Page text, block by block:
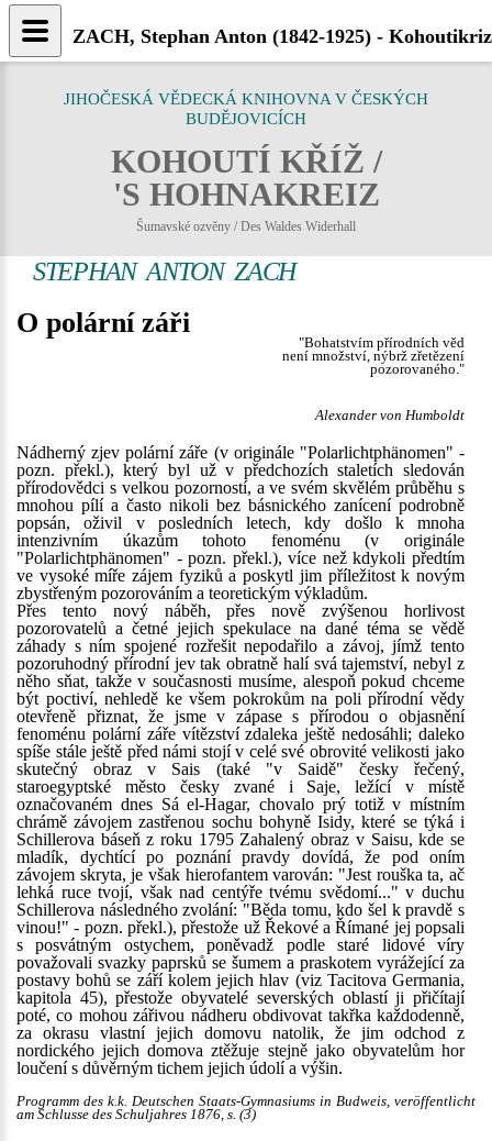
JIHOČESKÁ VĚDECKÁ KNIHOVNA V ČESKÝCH
BUDĚJOVICÍCH
KOHOUTÍ KŘÍŽ /
'S HOHNAKREIZ
Šumavské ozvěny / Des Waldes Widerhall
STEPHAN ANTON ZACH
O polární záři
"Bohatstvím přírodních věd
není množství, nýbrž zřetězení
pozorovaného."
Alexander von Humboldt
Nádherný zjev polární záře (v originále "Polarlichtphänomen" -
pozn. překl.), který byl už v předchozích staletích sledován
přírodovědci s velkou pozorností, a ve svém skvělém průběhu s
mnohou pílí a často nikoli bez básnického zanícení podrobně
popsán, oživil v posledních letech, kdy došlo k mnoha
intenzivním úkazům tohoto fenoménu (v originále
"Polarlichtphänomen" - pozn. překl.), více než kdykoli předtím
ve vysoké míře zájem fyziků a poskytl jim příležitost k novým
zbystřeným pozorováním a teoretickým výkladům.
Přes tento nový náběh, přes nově zvýšenou horlivost
pozorovatelů a četné jejich spekulace na dané téma se vědě
záhady s ním spojené rozřešit nepodařilo a závoj, jímž tento
pozoruhodný přírodní jev tak obratně halí svá tajemství, nebyl z
něho sňat, takže v současnosti musíme, alespoň pokud chceme
být poctiví, nehledě ke všem pokrokům na poli přírodní vědy
otevřeně přiznat, že jsme v zápase s přírodou o objasnění
fenoménu polární záře vítězství zdaleka ještě nedosáhli; daleko
spíše stále ještě před námi stojí v celé své obrovité velikosti jako
skutečný obraz v Sais (také "v Saidě" česky řečený,
staroegyptské město česky zvané i Saje, ležící v místě
označovaném dnes Sá el-Hagar, chovalo prý totiž v místním
chrámě závojem zastřenou sochu bohyně Isidy, které se týká i
Schillerova báseň z roku 1795 Zahalený obraz v Saisu, kde se
mladík, dychtící po poznání pravdy dovídá, že pod oním
závojem skryta, je však hierofantem varován: "Jest rouška ta, ač
lehká ruce tvojí, však nad centýře tvému svědomí..." v duchu
Schillerova následného zvolání: "Běda tomu, kdo šel k pravdě s
vinou!" - pozn. překl.), přestože už Řekové a Římané jej popsali
s posvátným ostychem, poněvadž podle staré lidové víry
považovali svazky paprsků se šumem a praskotem vyrážející za
postavy bohů se září kolem jejich hlav (viz Tacitova Germania,
kapitola 45), přestože obyvatelé severských oblastí ji přičítají
poté, co mohou zářivou nádheru obdivovat takřka každodenně,
za okrasu vlastní jejich domovu natolik, že jim odchod z
nordického jejich domova ztěžuje stejně jako obyvatelům hor
loučení s důvěrným tichem jejich údolí a výšin.
Programm des k.k. Deutschen Staats-Gymnasiums in Budweis, veröffentlicht
am Schlusse des Schuljahres 1876, s. (3)
ZACH, Stephan Anton (1842-1925) -